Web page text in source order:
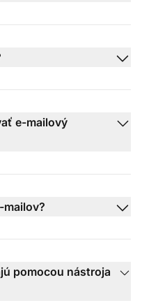
e-mailový
pomocou nástroja